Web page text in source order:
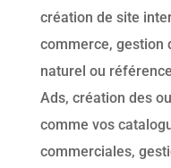
création de site
commerce, gestion
naturel ou
Ads, création des
comme vos
commerciales,